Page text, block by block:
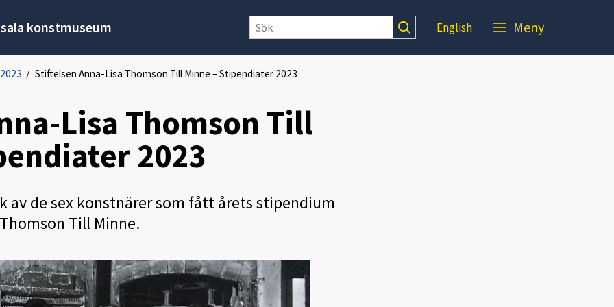
konstmuseum English Meny
/ Stiftelsen Anna-Lisa Thomson Till Minne – Stipendiater 2023
Lisa Thomson Till
2023
av de sex konstnärer som fått årets stipendium
Till Minne.